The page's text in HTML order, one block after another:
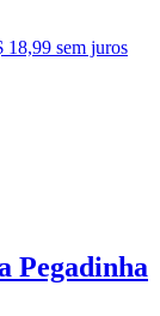
18,99 sem juros
Pegadinha